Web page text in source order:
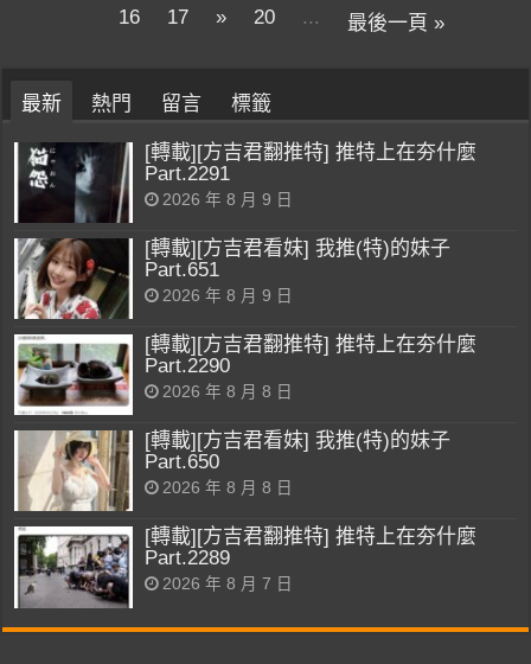
16
17 » 20 ... 最後一頁 »
最新 熱門 留言 標籤
[轉載][方吉君翻推特] 推特上在夯什麼
Part.2291
2026 年 8 月 9 日
[轉載][方吉君看妹] 我推(特)的妹子
Part.651
2026 年 8 月 9 日
[轉載][方吉君翻推特] 推特上在夯什麼
Part.2290
2026 年 8 月 8 日
[轉載][方吉君看妹] 我推(特)的妹子
Part.650
2026 年 8 月 8 日
[轉載][方吉君翻推特] 推特上在夯什麼
Part.2289
2026 年 8 月 7 日